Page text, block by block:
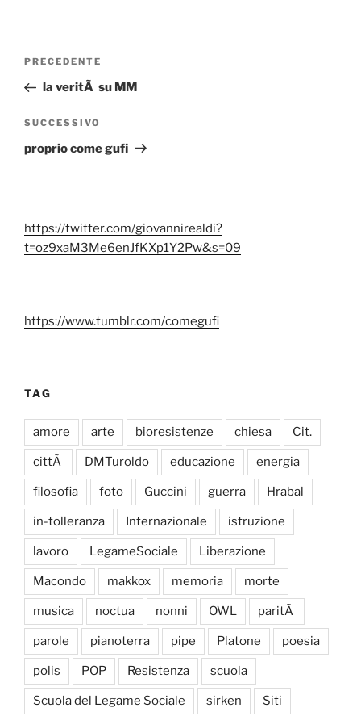
Navigazione
Articolo
precedente:
PRECEDENTE
la veritÃ su MM
Articolo
successivo
SUCCESSIVO
proprio come gufi
https://twitter.com/giovannirealdi?
t=oz9xaM3Me6enJfKXp1Y2Pw&s=09
https://www.tumblr.com/comegufi
TAG
amore arte bioresistenze chiesa Cit.
cittÃ DMTuroldo educazione energia
filosofia foto Guccini guerra Hrabal
in-tolleranza Internazionale istruzione
lavoro LegameSociale Liberazione
Macondo makkox memoria morte
musica noctua nonni OWL paritÃ
parole pianoterra pipe Platone poesia
polis POP Resistenza scuola
Scuola del Legame Sociale sirken Siti